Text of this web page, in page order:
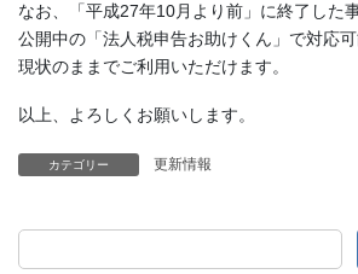
なお、「平成27年10月より前」に終了した
公開中の「法人税申告お助けくん」で対応可
現状のままでご利用いただけます。
以上、よろしくお願いします。
カテゴリー 更新情報